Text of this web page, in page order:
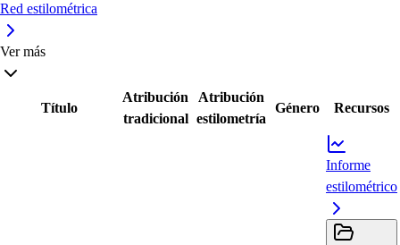
Red estilométrica
Ver más
Título
Atribución
tradicional
Atribución
estilometría
Género Recursos
Informe
estilométrico